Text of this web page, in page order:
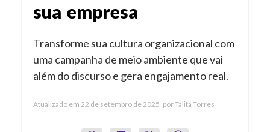
sua empresa
Transforme sua cultura organizacional com
uma campanha de meio ambiente que vai
além do discurso e gera engajamento real.
Atualizado em 22 de setembro de 2025 porTalita Torres